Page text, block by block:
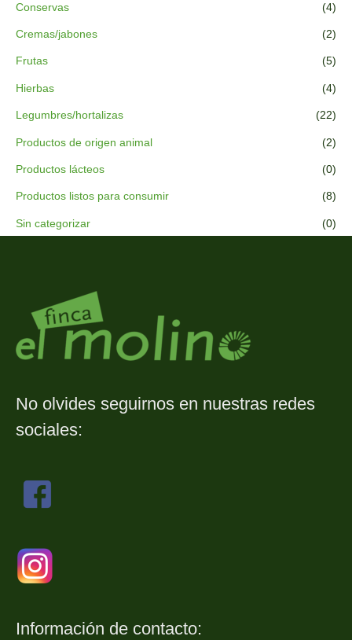
Conservas (4)
Cremas/jabones (2)
Frutas (5)
Hierbas (4)
Legumbres/hortalizas (22)
Productos de origen animal (2)
Productos lácteos (0)
Productos listos para consumir (8)
Sin categorizar (0)
No olvides seguirnos en nuestras redes
sociales:
Información de contacto: